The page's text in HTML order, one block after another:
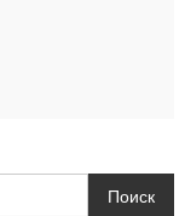
Поиск